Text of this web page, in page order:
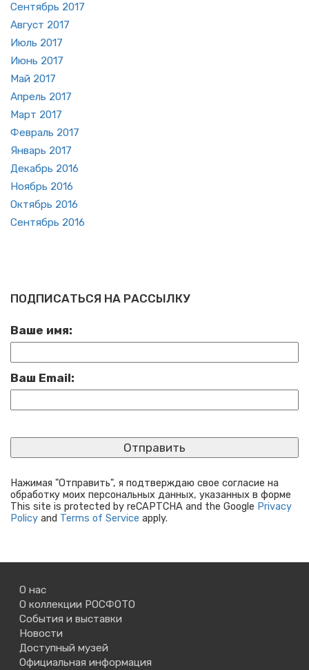
Сен­тябрь 2017
Ав­густ 2017
Июль 2017
Июнь 2017
Май 2017
Ап­рель 2017
Март 2017
Фев­раль 2017
Ян­варь 2017
Де­кабрь 2016
Но­ябрь 2016
Ок­тябрь 2016
Сен­тябрь 2016
ПОДПИСАТЬСЯ НА РАССЫЛКУ
Ваше имя:
Ваш Email:
Нажимая "Отправить", я подтверждаю свое согласие на
обработку моих персональных данных, указанных в форме
This site is protected by reCAPTCHA and the Google Privacy
Policy and Terms of Service apply.
О нас
О коллекции РОСФОТО
События и выставки
Новости
Доступный музей
Официальная информация